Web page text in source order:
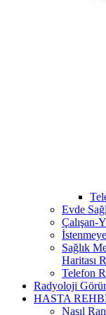
Evde
Çalışan-
Sağlık
Haritası
Telefon
Radyoloji
HASTA
Nasıl